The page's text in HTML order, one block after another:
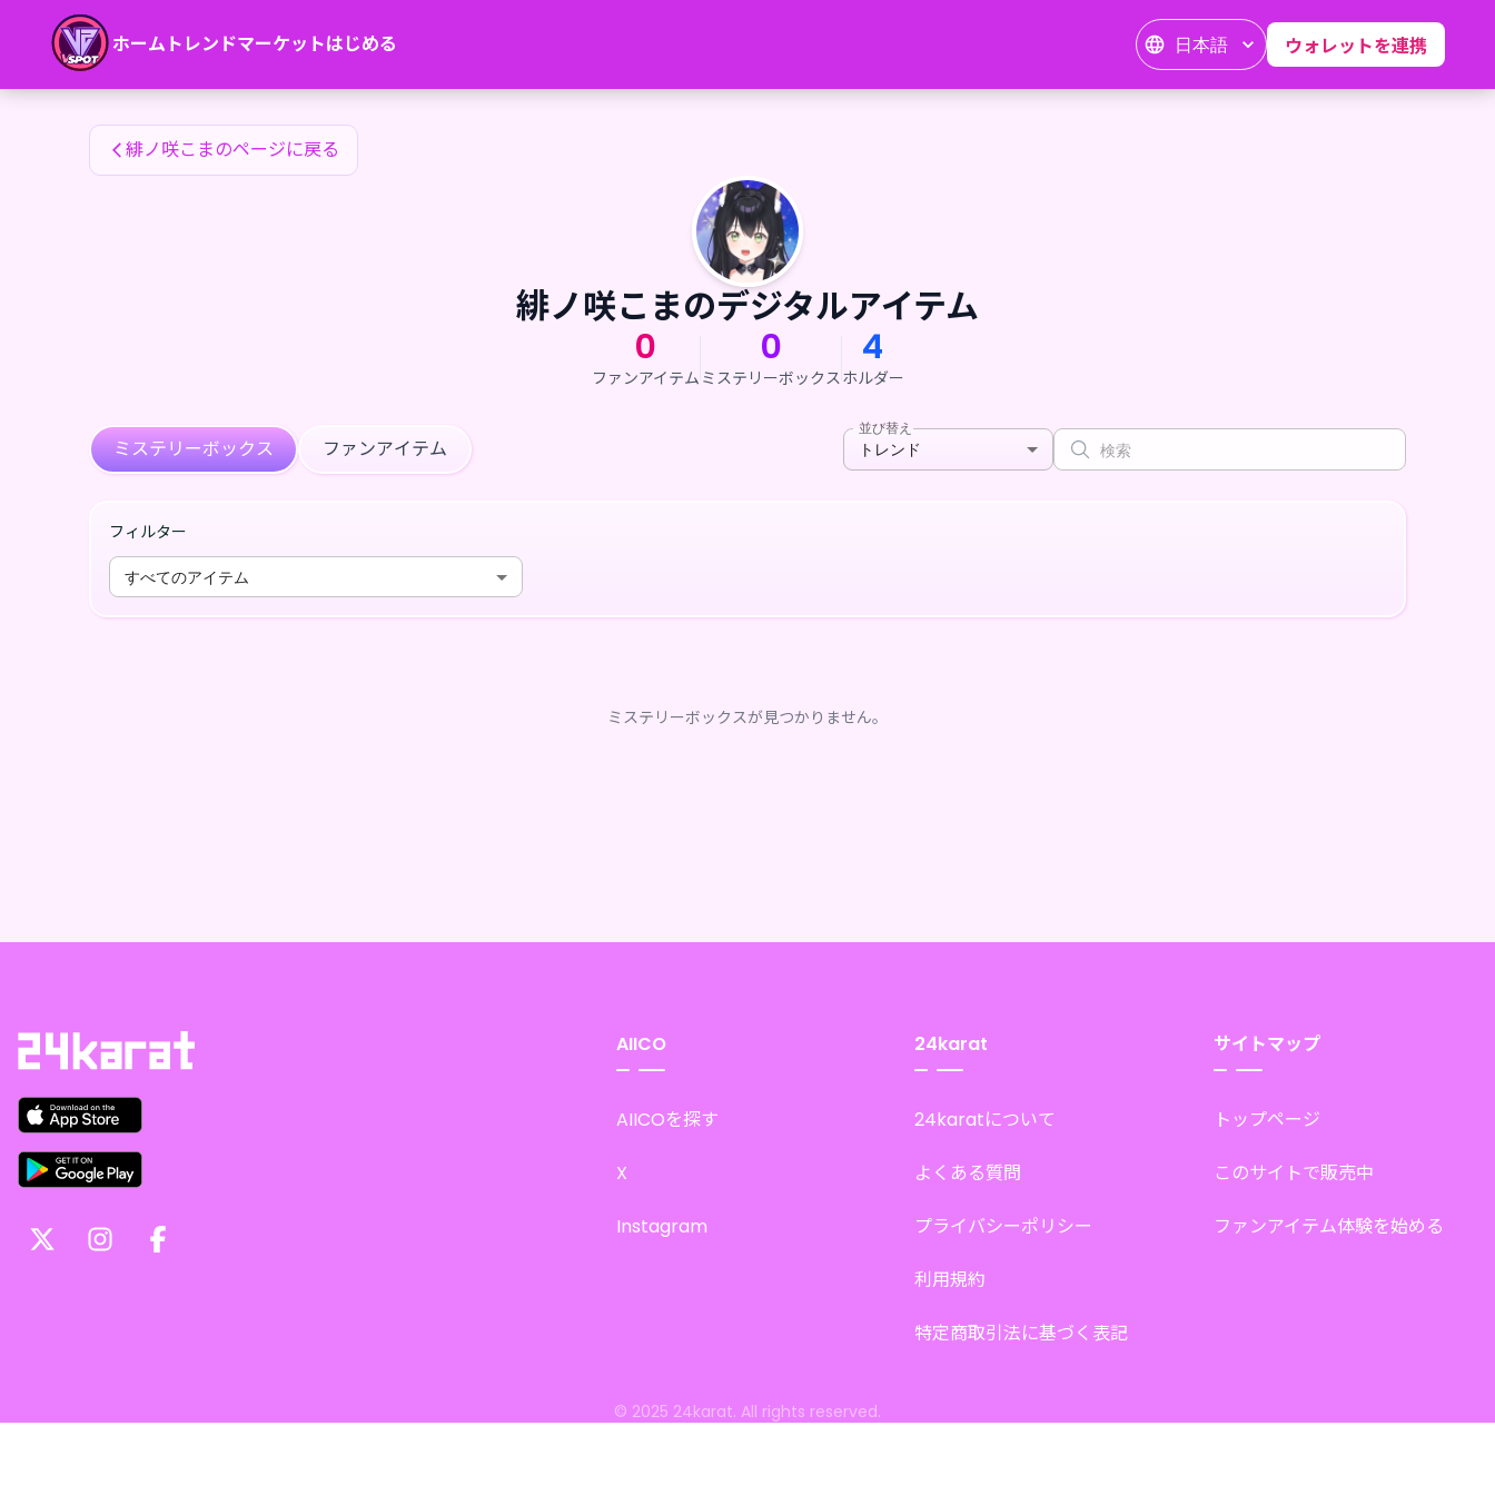
ホーム トレンドマーケットはじめる 日本語 ウォレットを連携
緋ノ咲こまのファンアイテム
緋ノ咲こまのページに戻る
緋ノ咲こまのデジタルアイテム
0
ファンアイテム
0
ミステリーボックス
4
ホルダー
ミステリーボックス ファンアイテム
並び替え
トレンド
フィルター
すべてのアイテム
ミステリーボックスが見つかりません。
AIICO
AIICOを探す
X
Instagram
24karat
24karatについて
よくある質問
プライバシーポリシー
利用規約
特定商取引法に基づく表記
サイトマップ
トップページ
このサイトで販売中
ファンアイテム体験を始める
© 2025 24karat. All rights reserved.
緋ノ咲こまのファンアイテム — 24karat